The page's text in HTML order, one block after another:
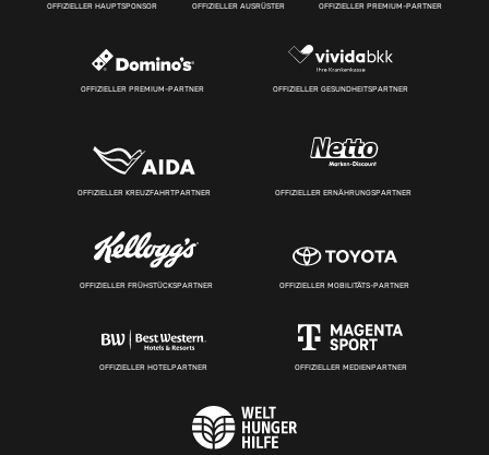
OFFIZIELLER HAUPTSPONSOR OFFIZIELLER AUSRÜSTER OFFIZIELLER PREMIUM-PARTNER
OFFIZIELLER PREMIUM-PARTNER OFFIZIELLER GESUNDHEITSPARTNER
OFFIZIELLER KREUZFAHRTPARTNER OFFIZIELLER ERNÄHRUNGSPARTNER
OFFIZIELLER FRÜHSTÜCKSPARTNER OFFIZIELLER MOBILITÄTS-PARTNER
OFFIZIELLER HOTELPARTNER OFFIZIELLER MEDIENPARTNER